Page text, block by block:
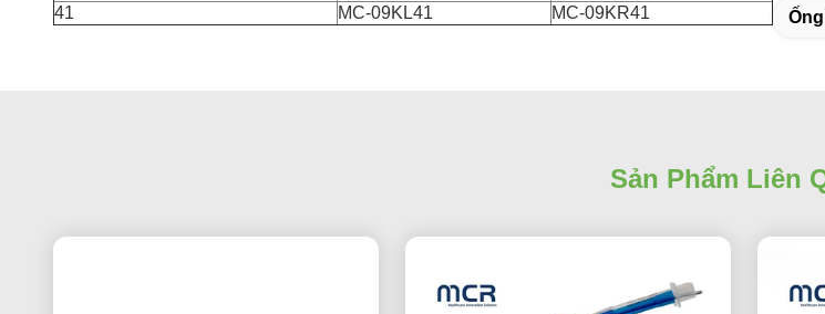
41
MC-09KL41 MC-09KR41
Sản Phẩm Liên